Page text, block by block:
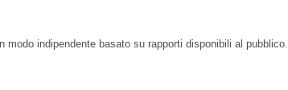
modo indipendente basato su rapporti disponibili al pubblico.